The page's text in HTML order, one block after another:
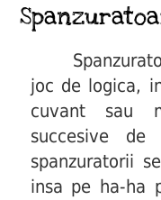
joc de logica,
cuvant sau
succesive
spanzuratorii
insa pe ha-ha